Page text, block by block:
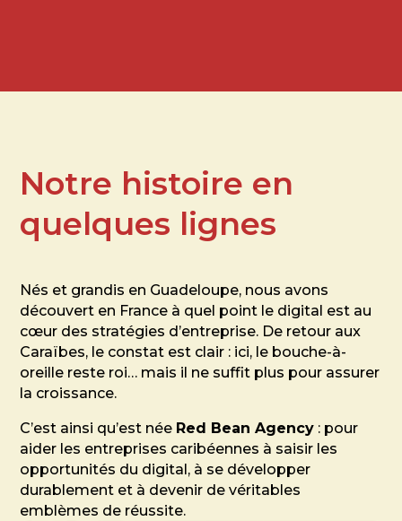
Notre histoire en
quelques lignes
Nés et grandis en Guadeloupe, nous avons
découvert en France à quel point le digital est au
cœur des stratégies d’entreprise. De retour aux
Caraïbes, le constat est clair : ici, le bouche-à-
oreille reste roi… mais il ne suffit plus pour assurer
la croissance.
C’est ainsi qu’est née Red Bean Agency : pour
aider les entreprises caribéennes à saisir les
opportunités du digital, à se développer
durablement et à devenir de véritables
emblèmes de réussite.